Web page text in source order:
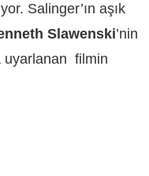
Salinger’ın aşık
Slawenski’nin
uyarlanan filmin